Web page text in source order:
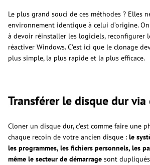
Le plus grand souci de ces méthodes ? Elles
environnement identique à celui d’origine.
à devoir réinstaller les logiciels, reconfigurer
réactiver Windows. C’est ici que le clonage
plus simple, la plus rapide et la plus efficace.
Transférer le disque dur via
Cloner un disque dur, c’est comme faire une
chaque recoin de votre ancien disque : le
les programmes, les fichiers personnels, les
même le secteur de démarrage sont